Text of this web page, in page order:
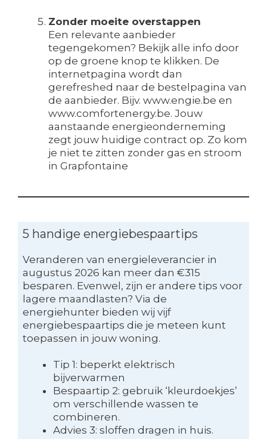
Zonder moeite overstappen
Een relevante aanbieder
tegengekomen? Bekijk alle info door
op de groene knop te klikken. De
internetpagina wordt dan
gerefreshed naar de bestelpagina van
de aanbieder. Bijv. www.engie.be en
www.comfortenergy.be. Jouw
aanstaande energieonderneming
zegt jouw huidige contract op. Zo kom
je niet te zitten zonder gas en stroom
in Grapfontaine
5 handige energiebespaartips
Veranderen van energieleverancier in
augustus 2026 kan meer dan €315
besparen. Evenwel, zijn er andere tips voor
lagere maandlasten? Via de
energiehunter bieden wij vijf
energiebespaartips die je meteen kunt
toepassen in jouw woning.
Tip 1: beperkt elektrisch
bijverwarmen
Bespaartip 2: gebruik ‘kleurdoekjes’
om verschillende wassen te
combineren.
Advies 3: sloffen dragen in huis.